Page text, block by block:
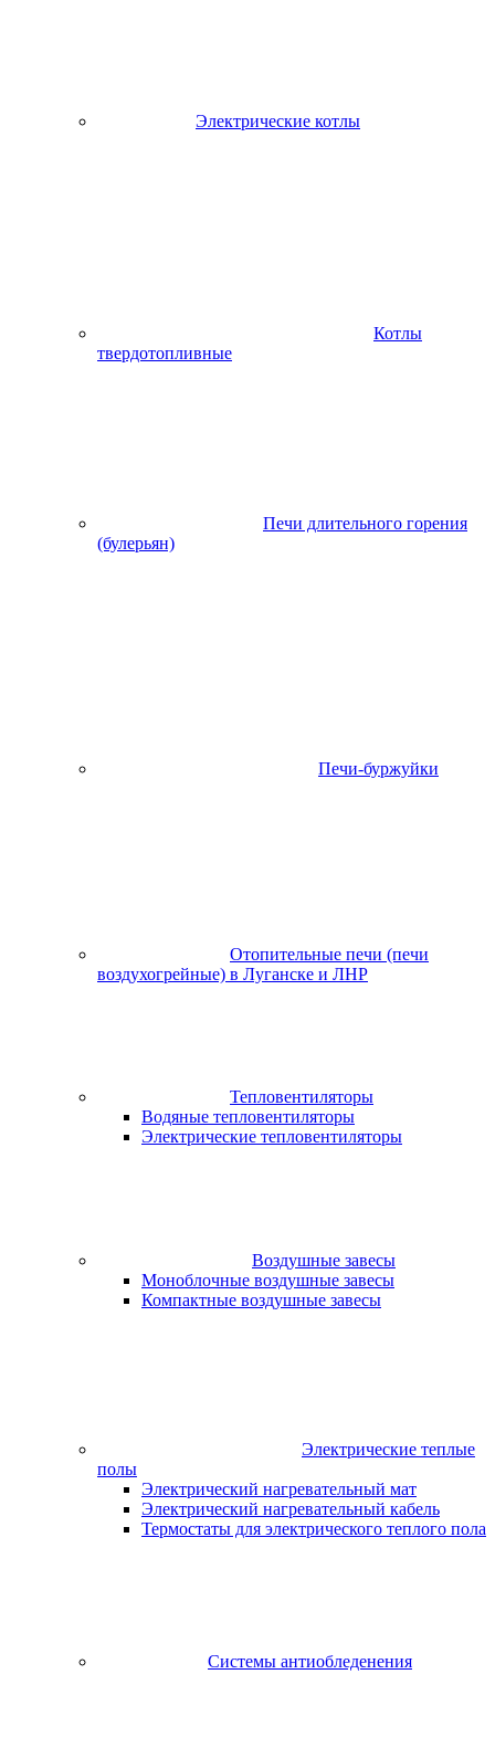
Электрические котлы
Котлы
твердотопливные
Печи длительного горения
(булерьян)
Печи-буржуйки
Отопительные печи (печи
воздухогрейные) в Луганске и ЛНР
Тепловентиляторы
Водяные тепловентиляторы
Электрические тепловентиляторы
Воздушные завесы
Моноблочные воздушные завесы
Компактные воздушные завесы
Электрические теплые
полы
Электрический нагревательный мат
Электрический нагревательный кабель
Термостаты для электрического теплого пола
Системы антиобледенения